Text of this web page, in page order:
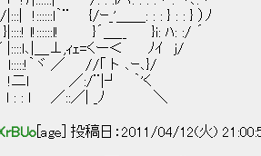
!::::::l｀¨ {/ｰ_'＿＿: : : } : : } ）ﾉ
l!::::::l! }´＿__ }i: ﾊ: :/ ´
|::::l､|＿⊥,ｨｪ=くー＜ ﾉｲ j/
ヾ ／ //｢ ト ､ｰ､}/
!二l ／:/¨|┘ ｀'く
: : l ／::／| _ﾉ ＼
[age] 投稿日：2011/04/12(火)